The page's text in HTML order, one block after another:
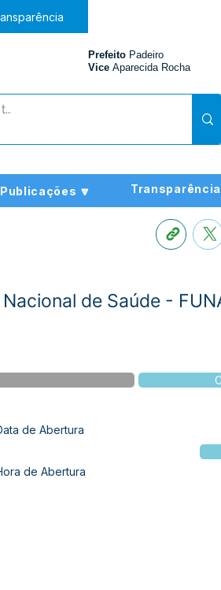
Prefeito Padeiro
Vice Aparecida Rocha
Publicações 🔽
de Saúde -
de Abertura
de Abertura